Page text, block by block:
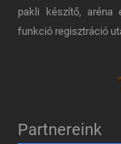
pakli készítő, aréna
funkció regisztráció
Partnereink